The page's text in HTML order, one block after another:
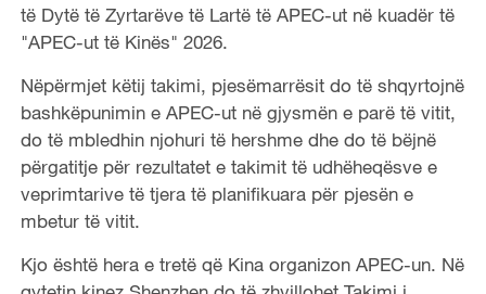
të Dytë të Zyrtarëve të Lartë të APEC-ut në kuadër të
"APEC-ut të Kinës" 2026.
Nëpërmjet këtij takimi, pjesëmarrësit do të shqyrtojnë
bashkëpunimin e APEC-ut në gjysmën e parë të vitit,
do të mbledhin njohuri të hershme dhe do të bëjnë
përgatitje për rezultatet e takimit të udhëheqësve e
veprimtarive të tjera të planifikuara për pjesën e
mbetur të vitit.
Kjo është hera e tretë që Kina organizon APEC-un. Në